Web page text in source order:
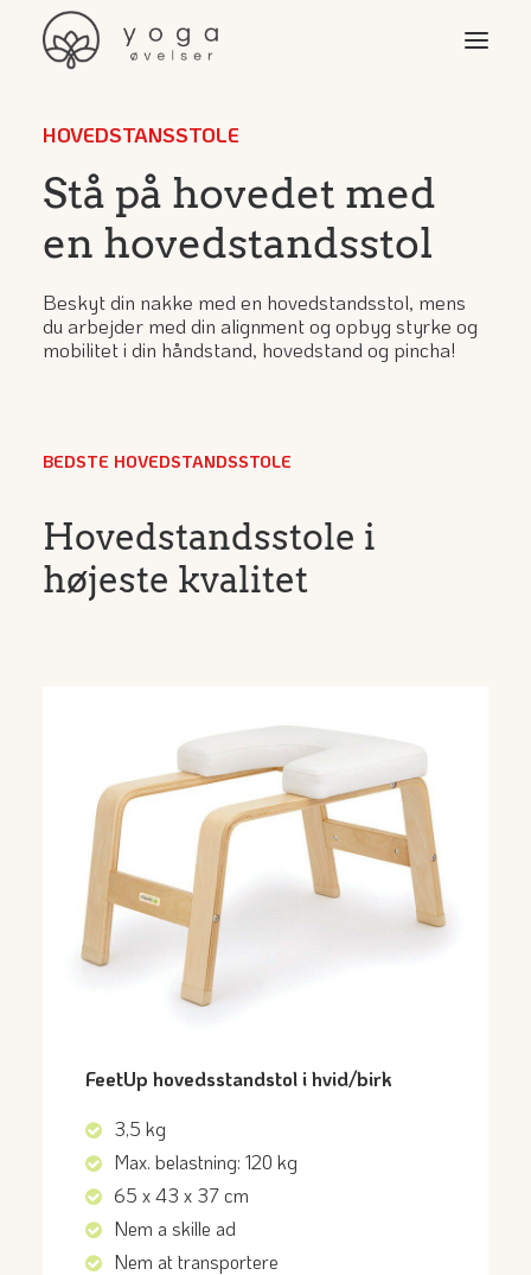
Øvelser
Video & programmer
Yoga-stilarter
Yoga for …
HOVEDSTANSSTOLE
Stå på hovedet med
en hovedstandsstol
Beskyt din nakke med en hovedstandsstol, mens
du arbejder med din alignment og opbyg styrke og
mobilitet i din håndstand, hovedstand og pincha!
BEDSTE HOVEDSTANDSSTOLE
Hovedstandsstole i
højeste kvalitet
FeetUp hovedsstandstol i hvid/birk
3,5 kg
Max. belastning: 120 kg
65 x 43 x 37 cm
Nem a skille ad
Nem at transportere